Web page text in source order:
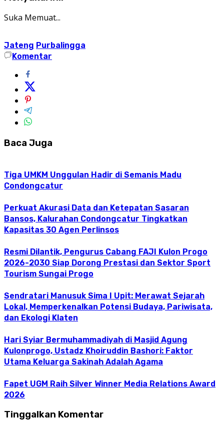
Suka Memuat...
Jateng Purbalingga
Komentar
Baca Juga
Tiga UMKM Unggulan Hadir di Semanis Madu
Condongcatur
Perkuat Akurasi Data dan Ketepatan Sasaran
Bansos, Kalurahan Condongcatur Tingkatkan
Kapasitas 30 Agen Perlinsos
Resmi Dilantik, Pengurus Cabang FAJI Kulon Progo
2026-2030 Siap Dorong Prestasi dan Sektor Sport
Tourism Sungai Progo
Sendratari Manusuk Sima I Upit: Merawat Sejarah
Lokal, Memperkenalkan Potensi Budaya, Pariwisata,
dan Ekologi Klaten
Hari Syiar Bermuhammadiyah di Masjid Agung
Kulonprogo, Ustadz Khoiruddin Bashori: Faktor
Utama Keluarga Sakinah Adalah Agama
Fapet UGM Raih Silver Winner Media Relations Award
2026
Tinggalkan Komentar